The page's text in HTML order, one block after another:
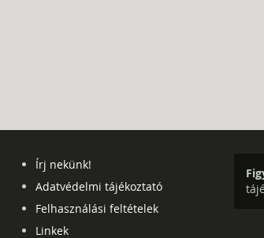
Írj nekünk!
Adatvédelmi tájékoztató
Felhasználási feltételek
Linkek